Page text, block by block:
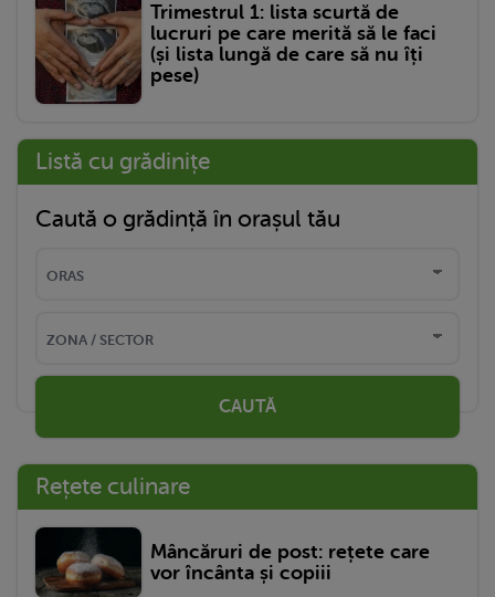
Trimestrul 1: lista scurtă de
lucruri pe care merită să le faci
(și lista lungă de care să nu îți
pese)
Listă cu grădinițe
Caută o grădință în orașul tău
CAUTĂ
Rețete culinare
Mâncăruri de post: rețete care
vor încânta și copiii